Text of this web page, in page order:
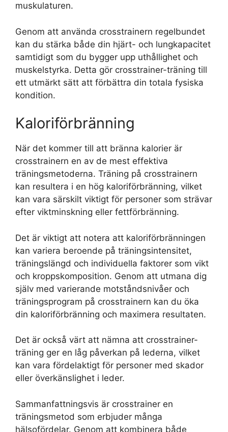
muskulaturen.
Genom att använda crosstrainern regelbundet
kan du stärka både din hjärt- och lungkapacitet
samtidigt som du bygger upp uthållighet och
muskelstyrka. Detta gör crosstrainer-träning till
ett utmärkt sätt att förbättra din totala fysiska
kondition.
Kaloriförbränning
När det kommer till att bränna kalorier är
crosstrainern en av de mest effektiva
träningsmetoderna. Träning på crosstrainern
kan resultera i en hög kaloriförbränning, vilket
kan vara särskilt viktigt för personer som strävar
efter viktminskning eller fettförbränning.
Det är viktigt att notera att kaloriförbränningen
kan variera beroende på träningsintensitet,
träningslängd och individuella faktorer som vikt
och kroppskomposition. Genom att utmana dig
själv med varierande motståndsnivåer och
träningsprogram på crosstrainern kan du öka
din kaloriförbränning och maximera resultaten.
Det är också värt att nämna att crosstrainer-
träning ger en låg påverkan på lederna, vilket
kan vara fördelaktigt för personer med skador
eller överkänslighet i leder.
Sammanfattningsvis är crosstrainer en
träningsmetod som erbjuder många
hälsofördelar. Genom att kombinera både